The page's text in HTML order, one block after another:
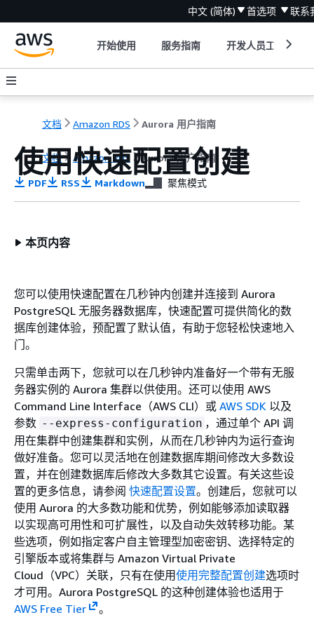
中文 (简体) 首选项 联系
开始使用 服务指南 开发人员工具
文档 Amazon RDS Aurora 用户指南
文档 Amazon RDS Aurora 用户指南
使用快速配置创建
PDF RSS Markdown 聚焦模式
本页内容
您可以使用快速配置在几秒钟内创建并连接到 Aurora
PostgreSQL 无服务器数据库，快速配置可提供简化的数
据库创建体验，预配置了默认值，有助于您轻松快速地入
门。
只需单击两下，您就可以在几秒钟内准备好一个带有无服
务器实例的 Aurora 集群以供使用。还可以使用 AWS
Command Line Interface（AWS CLI）或 AWS SDK 以及
参数 --express-configuration ，通过单个 API 调
用在集群中创建集群和实例，从而在几秒钟内为运行查询
做好准备。您可以灵活地在创建数据库期间修改大多数设
置，并在创建数据库后修改大多数其它设置。有关这些设
置的更多信息，请参阅 快速配置设置。创建后，您就可以
使用 Aurora 的大多数功能和优势，例如能够添加读取器
以实现高可用性和可扩展性，以及自动失效转移功能。某
些选项，例如指定客户自主管理型加密密钥、选择特定的
引擎版本或将集群与 Amazon Virtual Private
Cloud（VPC）关联，只有在使用使用完整配置创建选项时
才可用。Aurora PostgreSQL 的这种创建体验也适用于
AWS Free Tier
。